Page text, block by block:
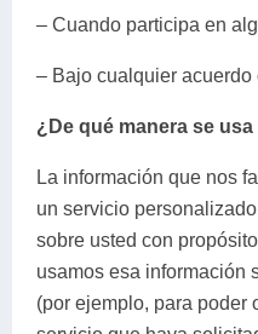
– Cuando participa en
– Bajo cualquier acuerdo
¿De qué manera se
La información que nos
un servicio
sobre usted con
usamos esa información
(por ejemplo, para poder